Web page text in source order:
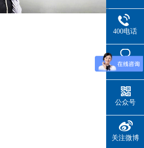
400电话
在线留言
公众号
关注微博